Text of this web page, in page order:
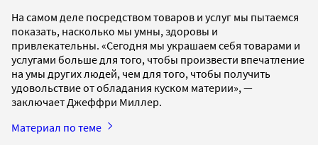
На самом деле посредством товаров и услуг мы пытаемся
показать, насколько мы умны, здоровы и
привлекательны. «Сегодня мы украшаем себя товарами и
услугами больше для того, чтобы произвести впечатление
на умы других людей, чем для того, чтобы получить
удовольствие от обладания куском материи», —
заключает Джеффри Миллер.
Материал по теме